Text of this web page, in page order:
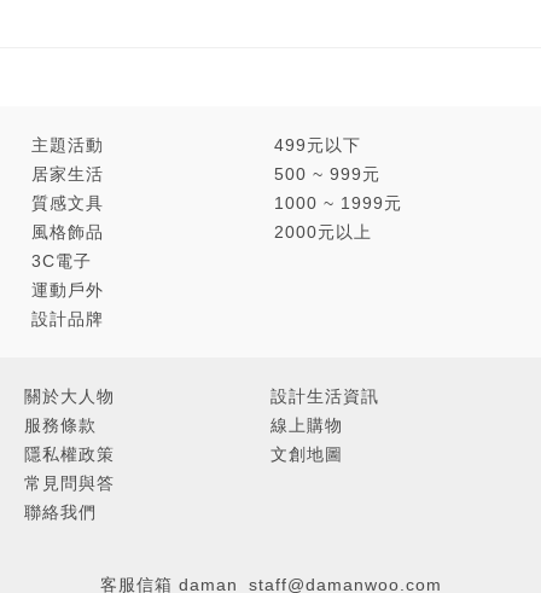
設計生活資訊
線上購物
文創地圖
關於大人物
服務條款
隱私權政策
常見問與答
聯絡我們
主題活動
居家生活
質感文具
風格飾品
3C電子
運動戶外
設計品牌
499元以下
500 ~ 999元
1000 ~ 1999元
2000元以上
客服信箱 daman_staff@damanwoo.com